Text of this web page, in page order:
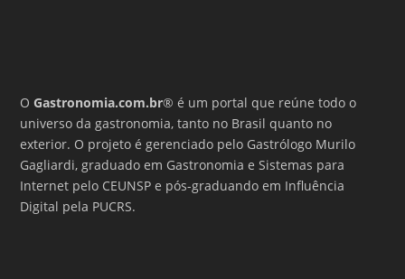
OGastronomia.com.br® é um portal que reúne todo o
universo da gastronomia, tanto no Brasil quanto no
exterior. O projeto é gerenciado pelo Gastrólogo Murilo
Gagliardi, graduado em Gastronomia e Sistemas para
Internet pelo CEUNSP e pós-graduando em Influência
Digital pela PUCRS.